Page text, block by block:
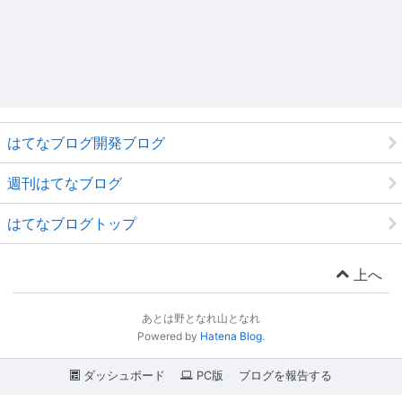
はてなブログ開発ブログ
週刊はてなブログ
はてなブログトップ
上へ
あとは野となれ山となれ
Powered by Hatena Blog.
ダッシュボード PC版 ブログを報告する